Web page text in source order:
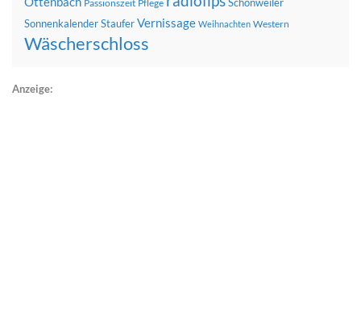
Passionszeit Pflege
SonnenkalenderStauferVernissage Weihnachten Western
Wäscherschloss
Anzeige: